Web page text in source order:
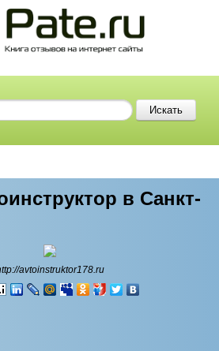
в Санкт-
avtoinstruktor178.ru